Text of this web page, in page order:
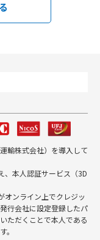
輸株式会社）を導入して
、本人認証サービス（3D
オンライン上でクレジッ
行会社に設定登録したパ
ただくことで本人である
。